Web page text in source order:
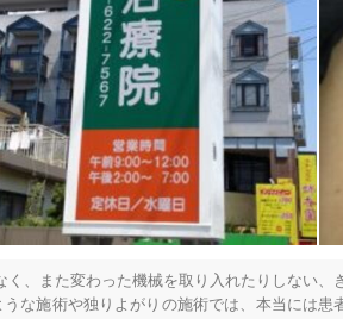
8 件 検
、また変わった機械を取り入れたりしない、
な施術や独りよがりの施術では、本当には